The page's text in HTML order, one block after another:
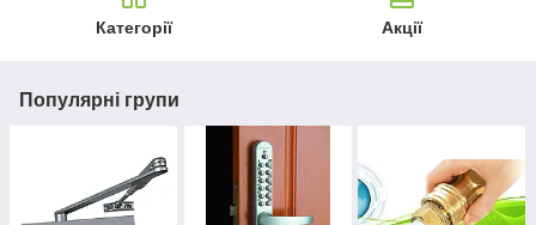
Категорії Акції
Популярні групи